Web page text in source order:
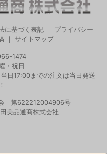
に基づく表記
プライバシー
｜ サイトマップ｜
1474
・祝日
日17:00までの注文は当日発送
第622212004906号
美品通商株式会社